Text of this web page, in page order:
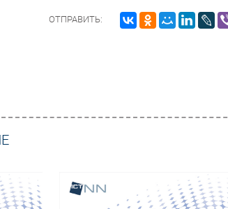
ОТПРАВИТЬ: